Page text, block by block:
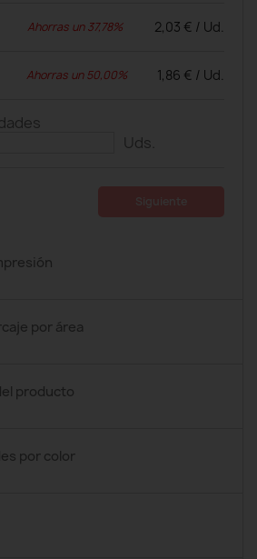
Ahorras un 37,78% 2,03 € / Ud.
Ahorras un 50,00% 1,86 € / Ud.
Uds.
por área
producto
por color